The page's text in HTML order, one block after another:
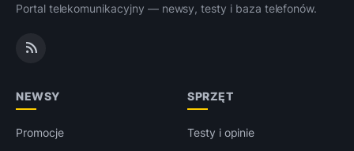
Portal telekomunikacyjny — newsy, testy i baza telefonów.
NEWSY
Promocje
SPRZĘT
Testy i opinie